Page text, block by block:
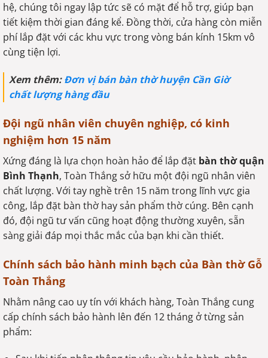
hệ, chúng tôi ngay lập tức sẽ có mặt để hỗ trợ, giúp bạn
tiết kiệm thời gian đáng kể. Đồng thời, cửa hàng còn miễn
phí lắp đặt với các khu vực trong vòng bán kính 15km vô
cùng tiện lợi.
Xem thêm:Đơn vị bán bàn thờ huyện Cần Giờ
chất lượng hàng đầu
Đội ngũ nhân viên chuyên nghiệp, có kinh
nghiệm hơn 15 năm
Xứng đáng là lựa chọn hoàn hảo để lắp đặt bàn thờ quận
Bình Thạnh, Toàn Thắng sở hữu một đội ngũ nhân viên
chất lượng. Với tay nghề trên 15 năm trong lĩnh vực gia
công, lắp đặt bàn thờ hay sản phẩm thờ cúng. Bên cạnh
đó, đội ngũ tư vấn cũng hoạt động thường xuyên, sẵn
sàng giải đáp mọi thắc mắc của bạn khi cần thiết.
Chính sách bảo hành minh bạch của Bàn thờ Gỗ
Toàn Thắng
Nhằm nâng cao uy tín với khách hàng, Toàn Thắng cung
cấp chính sách bảo hành lên đến 12 tháng ở từng sản
phẩm: